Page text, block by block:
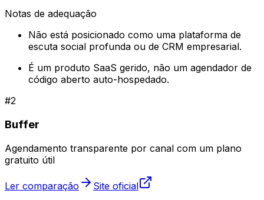
Notas de adequação
Não está posicionado como uma plataforma de
escuta social profunda ou de CRM empresarial.
É um produto SaaS gerido, não um agendador de
código aberto auto-hospedado.
#2
Buffer
Agendamento transparente por canal com um plano
gratuito útil
Ler comparação
Site oficial